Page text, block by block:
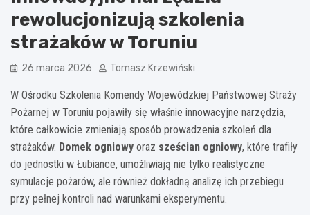
rewolucjonizują szkolenia
strażaków w Toruniu
26 marca 2026 Tomasz Krzewiński
W Ośrodku Szkolenia Komendy Wojewódzkiej Państwowej Straży
Pożarnej w Toruniu pojawiły się właśnie innowacyjne narzędzia,
które całkowicie zmieniają sposób prowadzenia szkoleń dla
strażaków. Domek ogniowy oraz sześcian ogniowy, które trafiły
do jednostki w Łubiance, umożliwiają nie tylko realistyczne
symulacje pożarów, ale również dokładną analizę ich przebiegu
przy pełnej kontroli nad warunkami eksperymentu.